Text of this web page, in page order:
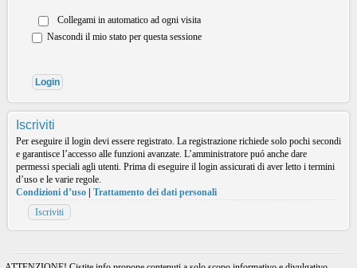
Collegami in automatico ad ogni visita
Nascondi il mio stato per questa sessione
Iscriviti
Per eseguire il login devi essere registrato. La registrazione richiede solo pochi secondi
e garantisce l’accesso alle funzioni avanzate. L’amministratore puó anche dare
permessi speciali agli utenti. Prima di eseguire il login assicurati di aver letto i termini
d’uso e le varie regole.
Condizioni d’uso
Trattamento dei dati personali
Iscriviti